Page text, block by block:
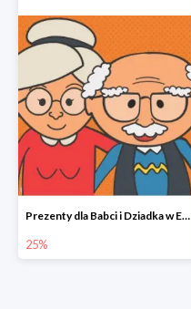
Prezenty dla Babci i Dziadka w Egmont do -25%
25%